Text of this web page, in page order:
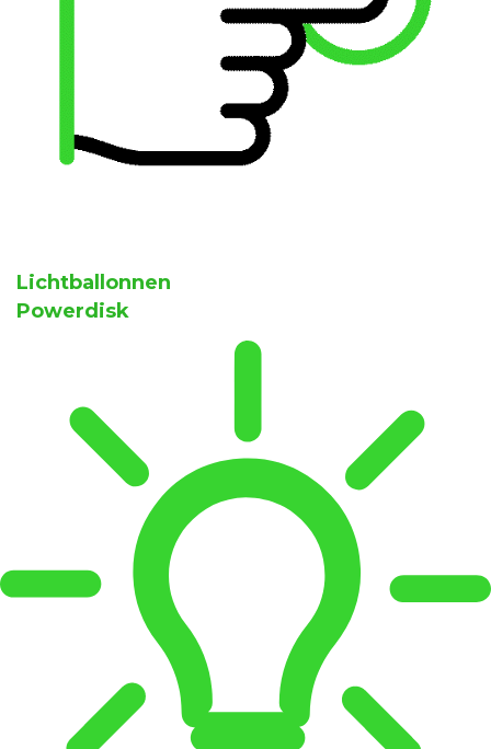
Lichtballonnen
Powerdisk